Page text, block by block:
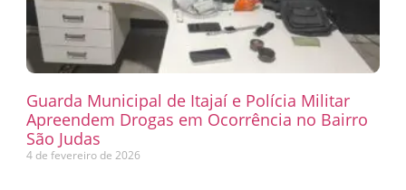
Guarda Municipal de Itajaí e Polícia Militar
Apreendem Drogas em Ocorrência no Bairro
São Judas
4 de fevereiro de 2026